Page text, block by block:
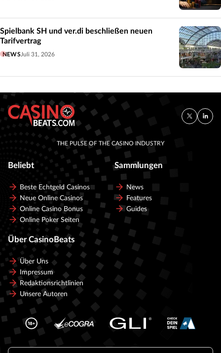
Spielbank SH und ver.di beschließen neuen
Tarifvertrag
NEWS Juli 31, 2026
THE PULSE OF THE CASINO INDUSTRY
Beliebt
Beste Echtgeld Casinos
Neue Online Casinos
Online Casino Bonus
Online Poker Seiten
Sammlungen
News
Features
Guides
Über CasinoBeats
Über Uns
Impressum
Redaktionsrichtlinien
Unsere Autoren